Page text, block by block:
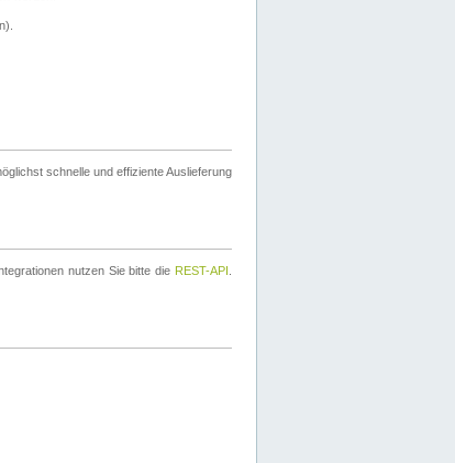
schnelle und effiziente Auslieferung
nutzen Sie bitte die REST-API